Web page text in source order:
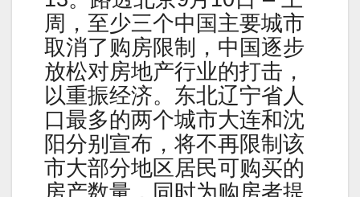
周，至少三个中国主要城市
取消了购房限制，中国逐步
放松对房地产行业的打击，
以重振经济。东北辽宁省人
口最多的两个城市大连和沈
阳分别宣布，将不再限制该
市大部分地区居民可购买的